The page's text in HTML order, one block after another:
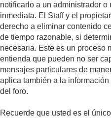
notificarlo a un administrador o
inmediata. El Staff y el
derecho a eliminar contenido
de tiempo razonable, si
necesaria. Este es un proceso
entienda que pueden no ser
mensajes particulares de
aplica también a la
del foro.
Recuerde que usted es el